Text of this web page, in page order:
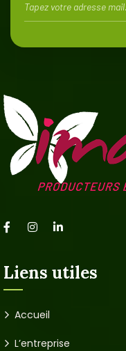
Liens utiles
Accueil
L’entreprise